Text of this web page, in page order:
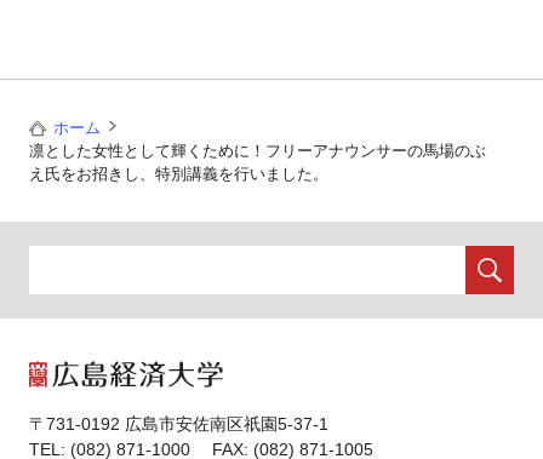
ホーム
凛とした女性として輝くために！フリーアナウンサーの馬場のぶ
え氏をお招きし、特別講義を行いました。
〒731-0192 広島市安佐南区祇園5-37-1
TEL: (082) 871-1000 FAX: (082) 871-1005